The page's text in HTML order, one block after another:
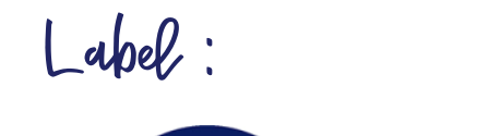
Label :